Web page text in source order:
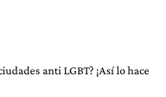
anti LGBT? ¡Así lo hace